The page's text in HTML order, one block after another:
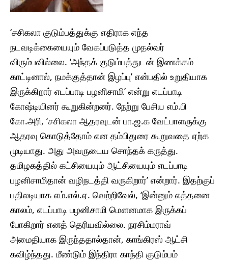
‘சசிகலா குடும்பத்துக்கு எதிராக எந்த
நடவடிக்கையையும் வேகப்படுத்த முதல்வர்
விரும்பவில்லை. ‘அந்தக் குடும்பத்துடன் இணக்கம்
காட்டினால், நமக்குத்தான் இழப்பு’ என்பதில் உறுதியாக
இருக்கிறார் எடப்பாடி பழனிசாமி’ என்று எடப்பாடி
கோஷ்டியினர் கூறுகின்றனர். நேற்று பேசிய எம்.பி
கோ.அரி, ‘சசிகலா ஆதரவுடன் பா.ஜ.க வேட்பாளருக்கு
ஆதரவு கொடுத்தோம் என தம்பிதுரை கூறுவதை ஏற்க
முடியாது. அது அவருடைய சொந்தக் கருத்து.
தமிழகத்தில் கட்சியையும் ஆட்சியையும் எடப்பாடி
பழனிசாமிதான் வழிநடத்தி வருகிறார்’ என்றார். இதற்குப்
பதிலடியாக எம்.எல்.ஏ. வெற்றிவேல், ‘இன்னும் எத்தனை
காலம், எடப்பாடி பழனிசாமி மௌனமாக இருக்கப்
போகிறார் எனத் தெரியவில்லை. நரசிம்மராவ்
அமைதியாக இருந்ததால்தான், காங்கிரஸ் ஆட்சி
கவிழ்ந்தது. மீண்டும் இந்திரா காந்தி குடும்பம்